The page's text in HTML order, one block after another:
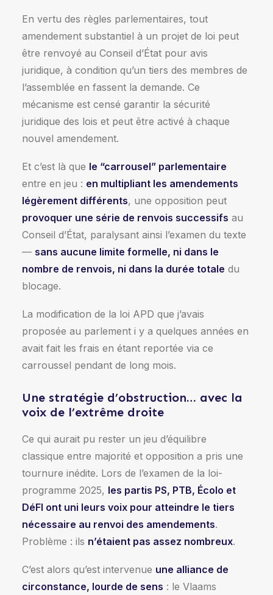
En vertu des règles parlementaires, tout
amendement substantiel à un projet de loi peut
être renvoyé au Conseil d’État pour avis
juridique, à condition qu’un tiers des membres de
l’assemblée en fassent la demande. Ce
mécanisme est censé garantir la sécurité
juridique des lois et peut être activé à chaque
nouvel amendement.
Et c’est là que le “carrousel” parlementaire
entre en jeu : en multipliant les amendements
légèrement différents, une opposition peut
provoquer une série de renvois successifs au
Conseil d’État, paralysant ainsi l’examen du texte
— sans aucune limite formelle, ni dans le
nombre de renvois, ni dans la durée totale du
blocage.
La modification de la loi APD que j’avais
proposée au parlement i y a quelques années en
avait fait les frais en étant reportée via ce
carroussel pendant de long mois.
Une stratégie d’obstruction… avec la
voix de l’extrême droite
Ce qui aurait pu rester un jeu d’équilibre
classique entre majorité et opposition a pris une
tournure inédite. Lors de l’examen de la loi-
programme 2025, les partis PS, PTB, Écolo et
DéFI ont uni leurs voix pour atteindre le tiers
nécessaire au renvoi des amendements.
Problème : ils n’étaient pas assez nombreux.
C’est alors qu’est intervenue une alliance de
circonstance, lourde de sens : le Vlaams